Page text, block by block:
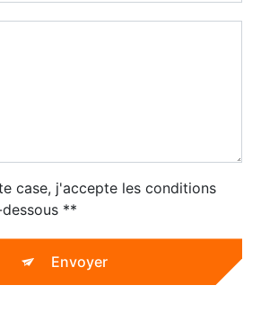
case, j'accepte les conditions
**
Envoyer